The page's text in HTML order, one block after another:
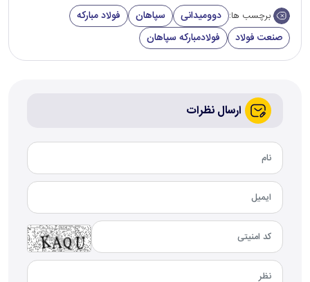
برچسب ها: دوومیدانی سپاهان
فولاد مبارکه
صنعت فولاد
فولادمبارکه سپاهان
ارسال نظرات